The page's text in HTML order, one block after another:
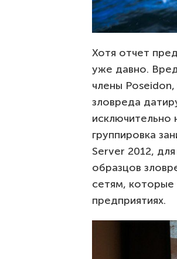
Хотя отчет
уже давно.
члены
зловреда
группировка
Server 2012,
образцов
сетям, которые
предприятиях.